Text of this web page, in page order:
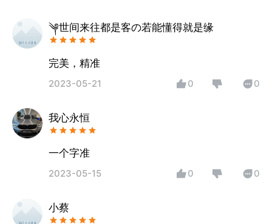
༆世间来往都是客の若能懂得就是缘
完美，精准
2023-05-21 0 0
我心永恒
一个字准
2023-05-15 0 0
小蔡